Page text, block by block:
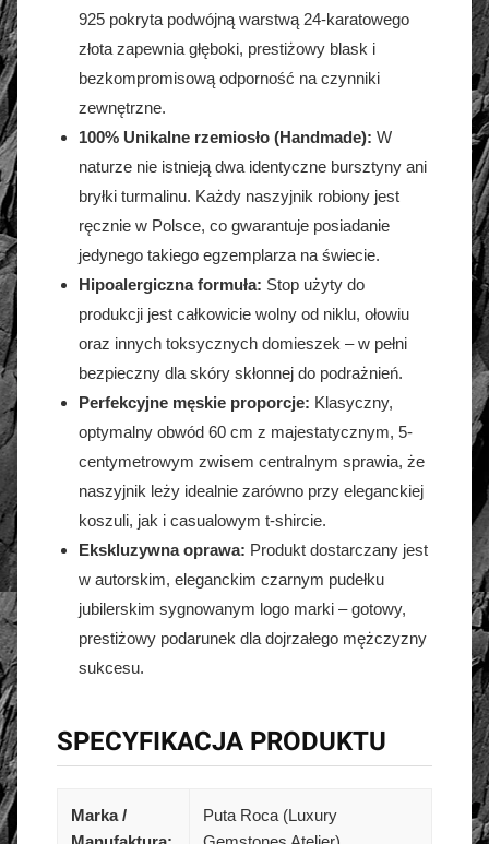
925 pokryta podwójną warstwą 24-karatowego
złota zapewnia głęboki, prestiżowy blask i
bezkompromisową odporność na czynniki
zewnętrzne.
100% Unikalne rzemiosło (Handmade): W
naturze nie istnieją dwa identyczne bursztyny ani
bryłki turmalinu. Każdy naszyjnik robiony jest
ręcznie w Polsce, co gwarantuje posiadanie
jedynego takiego egzemplarza na świecie.
Hipoalergiczna formuła: Stop użyty do
produkcji jest całkowicie wolny od niklu, ołowiu
oraz innych toksycznych domieszek – w pełni
bezpieczny dla skóry skłonnej do podrażnień.
Perfekcyjne męskie proporcje: Klasyczny,
optymalny obwód 60 cm z majestatycznym, 5-
centymetrowym zwisem centralnym sprawia, że
naszyjnik leży idealnie zarówno przy eleganckiej
koszuli, jak i casualowym t-shircie.
Ekskluzywna oprawa: Produkt dostarczany jest
w autorskim, eleganckim czarnym pudełku
jubilerskim sygnowanym logo marki – gotowy,
prestiżowy podarunek dla dojrzałego mężczyzny
sukcesu.
SPECYFIKACJA PRODUKTU
Marka /
Puta Roca (Luxury